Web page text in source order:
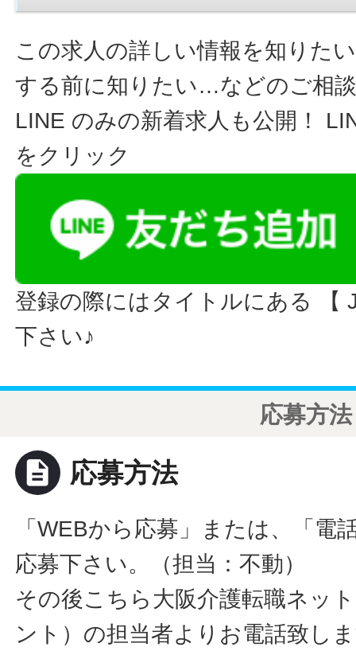
この求人の詳しい情報を知りた
する前に知りたい…などのご相
LINE のみの新着求人も公開！
をクリック
登録の際にはタイトルにある 【
下さい♪
応募方法
description 応募方法
「WEBから応募」または、「電
応募下さい。（担当：不動）
その後こちら大阪介護転職ネッ
ント）の担当者よりお電話致し